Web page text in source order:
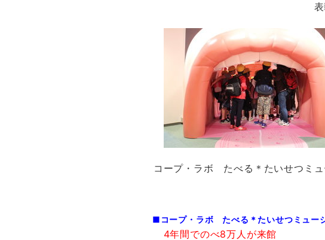
表彰
コープ・ラボ たべる＊たいせつミ
■ コープ・ラボ たべる＊たいせつミュー
4年間でのべ8万人が来館